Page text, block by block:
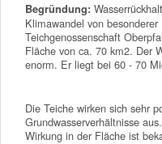
Begründung:
Klimawandel von
Teichgenossenschaft
Fläche von ca. 70 km2. Der
enorm. Er liegt bei 60 - 70
Die Teiche wirken sich sehr
Grundwasserverhältnisse
Wirkung in der Fläche ist